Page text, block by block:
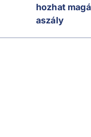
hozhat
aszály